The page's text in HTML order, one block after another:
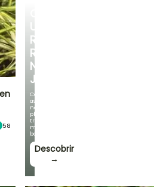
UM
RECANTO
REFRESCANTE
NO
JARDIM
Com
as
nossas
plantas
trepadeiras
mais
bonitas!
Descobrir
→
58